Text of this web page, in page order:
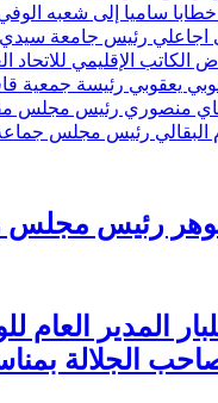
خطابا ساميا إلى شعبه
اجاعلي رئيس جامعة سيدي
الكاتب الإقليمي
يعقوبي رئيسة جمعية
منصوري رئيس مجلس
البقالي رئيس مجلس
رئيس مجلس مقاطعة
المدير
الجلالة